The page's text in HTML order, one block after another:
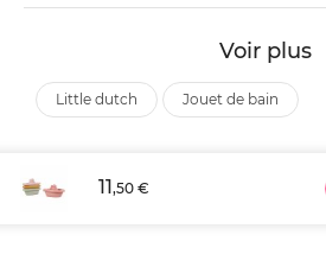
Voir plus
little dutch jouet de bain
11,50 €